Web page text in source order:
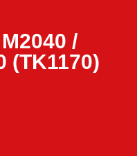
/
(TK1170)